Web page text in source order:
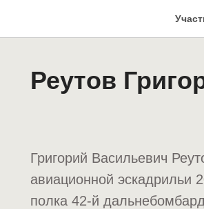
Реутов
Григорий Васильевич
авиационной эскадрильи
полка 42-й